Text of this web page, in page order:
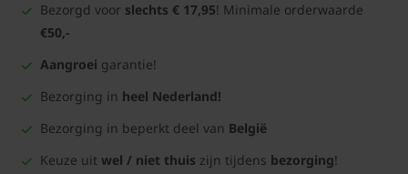
Bezorgd voor slechts € 17,95! Minimale orderwaarde
€50,-
Aangroei garantie!
Bezorging in heel Nederland!
Bezorging in beperkt deel van België
Keuze uit wel / niet thuis zijn tijdens bezorging!